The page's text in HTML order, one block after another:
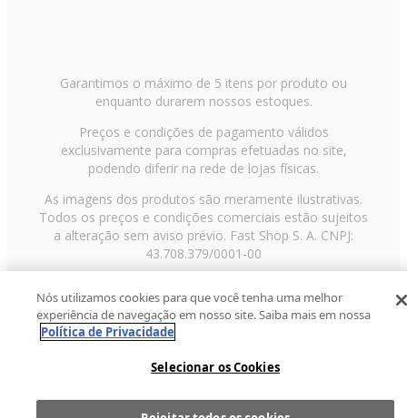
Garantimos o máximo de 5 itens por produto ou
enquanto durarem nossos estoques.
Preços e condições de pagamento válidos
exclusivamente para compras efetuadas no site,
podendo diferir na rede de lojas físicas.
As imagens dos produtos são meramente ilustrativas.
Todos os preços e condições comerciais estão sujeitos
a alteração sem aviso prévio. Fast Shop S. A. CNPJ:
43.708.379/0001-00
Paulo/SP, CEP 02029-001, Telefone: 11 3003-3728 ©
2013 Fast Shop - Todos os direitos reservadosRF
Nós utilizamos cookies para que você tenha uma melhor
experiência de navegação em nosso site. Saiba mais em nossa
Política de Privacidade
Selecionar os Cookies